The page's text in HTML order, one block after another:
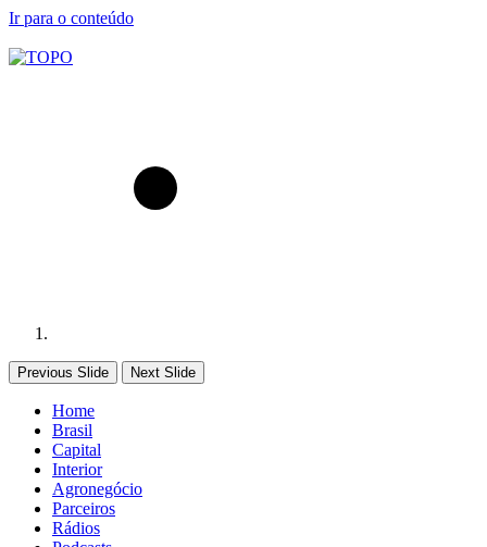
Ir para o conteúdo
Previous Slide Next Slide
Home
Brasil
Capital
Interior
Agronegócio
Parceiros
Rádios